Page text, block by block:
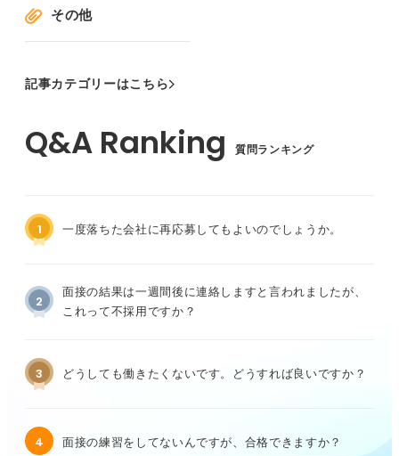
その他
記事カテゴリーはこちら
質問ランキング
1 一度落ちた会社に再応募してもよいのでしょうか。
2
面接の結果は一週間後に連絡しますと言われましたが、
これって不採用ですか？
3 どうしても働きたくないです。どうすれば良いですか？
4 面接の練習をしてないんですが、合格できますか？